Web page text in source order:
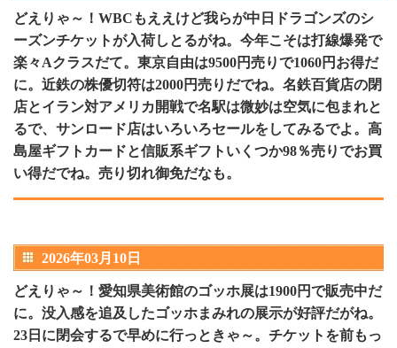
どえりゃ～！WBCもええけど我らが中日ドラゴンズのシ
ーズンチケットが入荷しとるがね。今年こそは打線爆発で
楽々Aクラスだて。東京自由は9500円売りで1060円お得だ
に。近鉄の株優切符は2000円売りだでね。名鉄百貨店の閉
店とイラン対アメリカ開戦で名駅は微妙は空気に包まれと
るで、サンロード店はいろいろセールをしてみるでよ。高
島屋ギフトカードと信販系ギフトいくつか98％売りでお買
い得だでね。売り切れ御免だなも。
2026年03月10日
どえりゃ～！愛知県美術館のゴッホ展は1900円で販売中だ
に。没入感を追及したゴッホまみれの展示が好評だがね。
23日に閉会するで早めに行っときゃ～。チケットを前もっ